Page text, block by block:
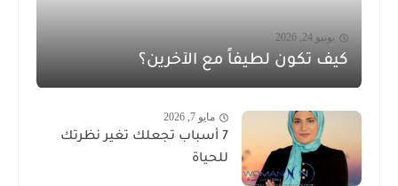
يونيو 24, 2026
كيف تكون لطيفاً مع الآخرين؟
مايو 7, 2026
7 أسباب تجعلك تغير نظرتك
للحياة